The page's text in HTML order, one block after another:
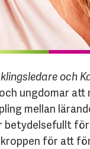
och
ungdomar
mellan
för att